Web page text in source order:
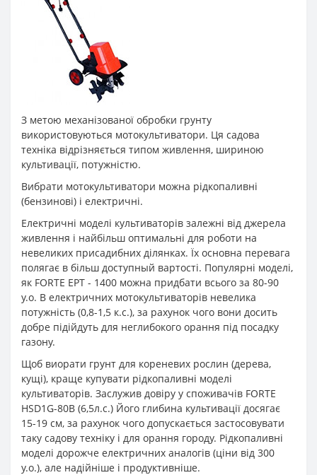
З метою механізованої обробки грунту
використовуються мотокультиватори. Ця садова
техніка відрізняється типом живлення, шириною
культивації, потужністю.
Вибрати мотокультиватори можна рідкопаливні
(бензинові) і електричні.
Електричні моделі культиваторів залежні від джерела
живлення і найбільш оптимальні для роботи на
невеликих присадибних ділянках. Їх основна перевага
полягає в більш доступный вартості. Популярні моделі,
як FORTE ЕРТ - 1400 можна придбати всього за 80-90
у.о. В електричних мотокультиваторів невелика
потужність (0,8-1,5 к.с.), за рахунок чого вони досить
добре підійдуть для неглибокого орання під посадку
газону.
Щоб виорати грунт для кореневих рослин (дерева,
кущі), краще купувати рідкопаливні моделі
культиваторів. Заслужив довіру у споживачів FORTE
HSD1G-80B (6,5л.с.) Його глибина культивації досягає
15-19 см, за рахунок чого допускається застосовувати
таку садову техніку і для орання городу. Рідкопаливні
моделі дорожче електричних аналогів (ціни від 300
у.о.), але надійніше і продуктивніше.